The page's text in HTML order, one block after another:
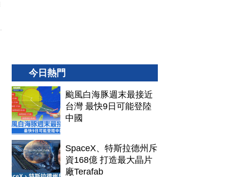
今日熱門
颱風白海豚週末最接近
台灣 最快9日可能登陸
中國
SpaceX、特斯拉德州斥
資168億 打造最大晶片
廠Terafab